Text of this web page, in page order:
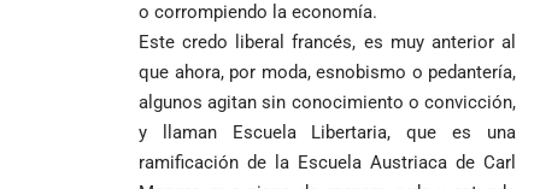
o corrompiendo la economía.
Este credo liberal francés, es muy anterior al
que ahora, por moda, esnobismo o pedantería,
algunos agitan sin conocimiento o convicción,
y llaman Escuela Libertaria, que es una
ramificación de la Escuela Austriaca de Carl